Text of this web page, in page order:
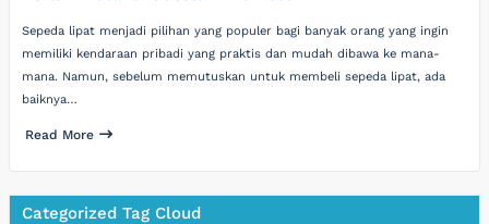
Sepeda lipat menjadi pilihan yang populer bagi banyak orang yang ingin
memiliki kendaraan pribadi yang praktis dan mudah dibawa ke mana-
mana. Namun, sebelum memutuskan untuk membeli sepeda lipat, ada
baiknya…
Read More
Categorized Tag Cloud